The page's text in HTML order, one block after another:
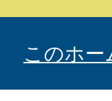
このホ